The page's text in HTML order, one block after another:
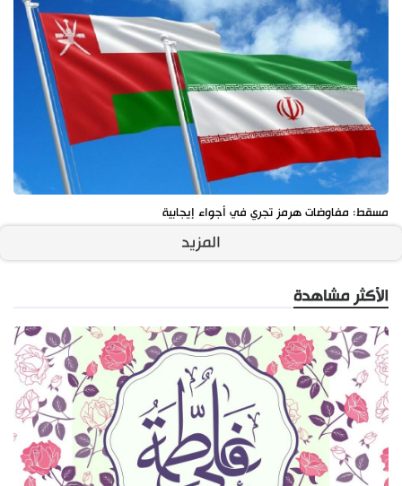
مسقط: مفاوضات هرمز تجري في أجواء إيجابية
المزيد
الأكثر مشاهدة